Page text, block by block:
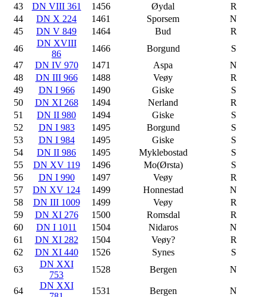
43
DN VIII 361 1456 Øydal
R
44
DN X 224 1461 Sporsem
N
45
DN V 849 1464 Bud
R
46
DN XVIII
86
1466 Borgund
S
47
DN IV 970 1471 Aspa
N
48
DN III 966 1488 Veøy
R
49
DN I 966 1490 Giske
S
50
DN XI 268 1494 Nerland
R
51
DN II 980 1494 Giske
S
52
DN I 983 1495 Borgund
S
53
DN I 984 1495 Giske
S
54
DN II 986 1495 Myklebostad
S
55
DN XV 119 1496 Mo(Ørsta)
S
56
DN I 990 1497 Veøy
R
57
DN XV 124 1499 Honnestad
N
58
DN III 1009 1499 Veøy
R
59
DN XI 276 1500 Romsdal
R
60
DN I 1011 1504 Nidaros
N
61
DN XI 282 1504 Veøy?
R
62
DN XI 440 1526 Synes
S
63
DN XXI
753
1528 Bergen N
64
DN XXI
1531 Bergen N